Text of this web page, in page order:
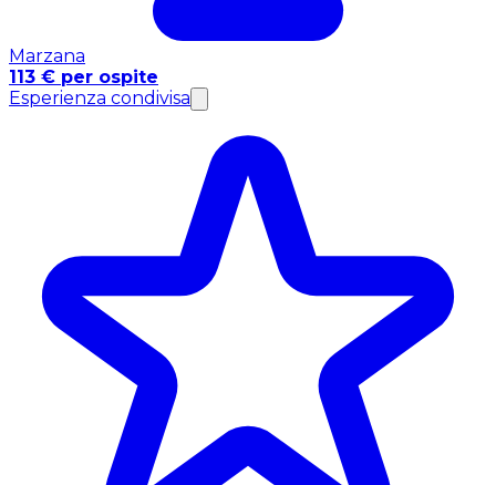
Marzana
113 € per ospite
Esperienza condivisa